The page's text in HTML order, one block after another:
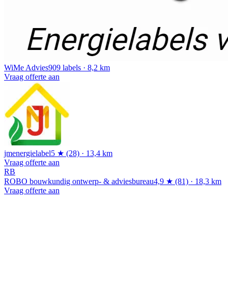
WiMe Advies909 labels · 8,2 km
Vraag offerte aan
jmenergielabel5 ★ (28) · 13,4 km
Vraag offerte aan
RB
ROBO bouwkundig ontwerp- & adviesbureau4,9 ★ (81) · 18,3 km
Vraag offerte aan